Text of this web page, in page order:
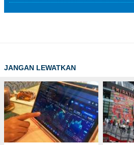
JANGAN LEWATKAN